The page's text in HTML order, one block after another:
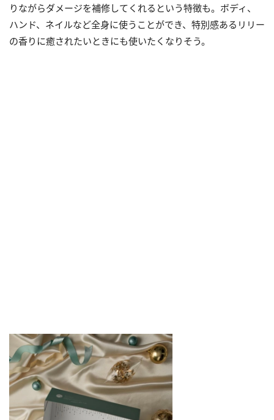
りながらダメージを補修してくれるという特徴も。ボディ、
ハンド、ネイルなど全身に使うことができ、特別感あるリリー
の香りに癒されたいときにも使いたくなりそう。